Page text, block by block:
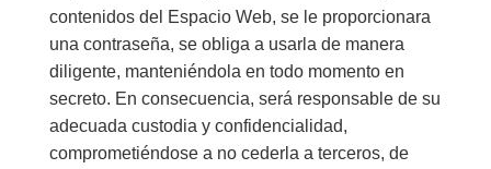
contenidos del Espacio Web, se le proporcionara
una contraseña, se obliga a usarla de manera
diligente, manteniéndola en todo momento en
secreto. En consecuencia, será responsable de su
adecuada custodia y confidencialidad,
comprometiéndose a no cederla a terceros, de